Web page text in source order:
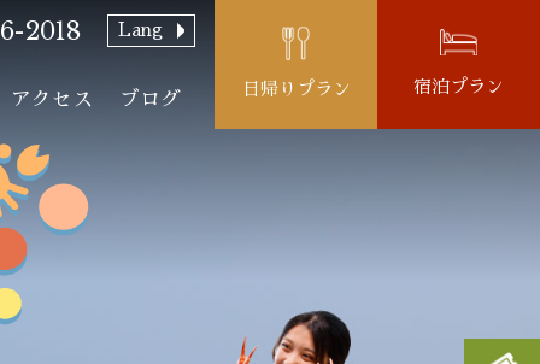
2018 Lang
アクセス ブログ
日帰りプラン 宿泊プラン